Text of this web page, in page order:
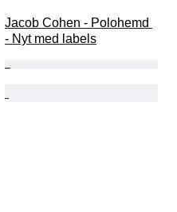
Jacob Cohen - Polohemd
- Nyt med labels